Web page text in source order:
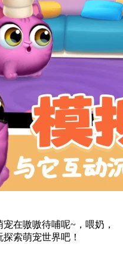
在嗷嗷待哺呢~，喂奶，
索萌宠世界吧！